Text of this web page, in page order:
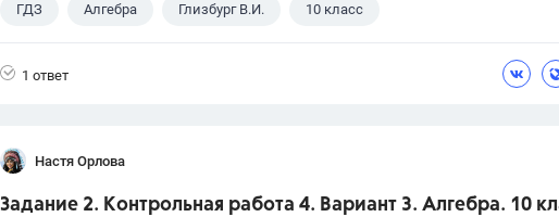
ГДЗ Алгебра Глизбург В.И. 10 класс
1 ответ
Настя Орлова
Задание 2. Контрольная работа 4. Вариант 3. Алгебра. 10